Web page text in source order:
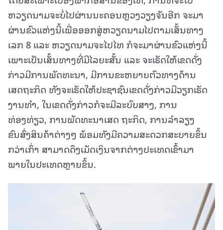
ຫວຽດນາມຈະບໍ່ໄປຜ່ານນະຄອນຫຼວງວຽງຈັນອີກ ຈະມາ
ຜ່ານຂົວແຫ່ງນີ້ເພື່ອອອກສູ່ຫວຽດນາມໄປຕາມເສັ້ນທາງ
ເລກ 8 ແລະ ຫວຽດນາມຈະໄປໄທ ກໍຈະມາຜ່ານຂົວແຫ່ງນີ້
ເພາະເປັນເສັ້ນທາງທີ່ມີໄລຍະສັ້ນ ແລະ ຈະເຮັດໃຫ້ເຂດດັ່ງ
ກ່າວມີການພັດທະນາ, ມີການຂະຫຍາຍຕົວທາງດ້ານ
ເສດຖະກິດ ທັງຈະເຮັດໃຫ້ປະຊາຊົນເຂດດັ່ງກ່າວມີວຽກເຮັດ
ງານທຳ, ໃນເຂດດັ່ງກ່າວກໍຈະມີລະບົບສາງ, ການ
ທ່ອງທ່ຽວ, ການພັດທະນາເສດ ຖະກິດ, ການລໍາລຽງ
ຂົນສົ່ງສິນຄ້າຕ່າງໆ ພ້ອມທັງມີຄວາມສະດວກສະບາຍຂຶ້ນ
ກວ່າເກົ່າ ສາມາດດຶງເມັດເງິນຈາກຕ່າງປະເທດເຂົ້າມາ
ພາຍໃນປະເທດຫຼາຍຂຶ້ນ.